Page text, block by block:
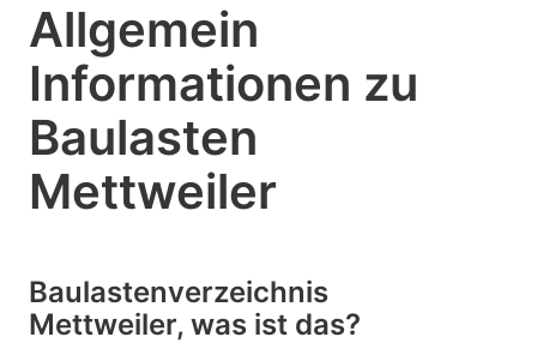
Allgemein
Informationen zu
Baulasten
Mettweiler
Baulastenverzeichnis
Mettweiler, was ist das?